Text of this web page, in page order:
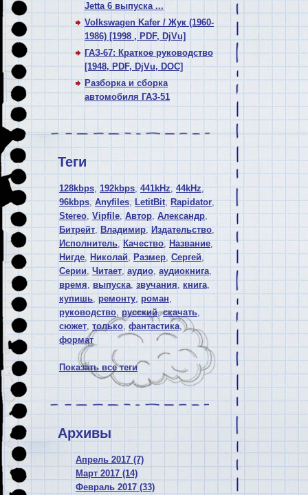
Jetta 6 выпуска ...
Volkswagen Kafer / Жук (1960-
1986) [1998 , PDF, DjVu]
ГАЗ-67: Краткое руководство
[1948, PDF, DjVu, DOC]
Разборка и сборка
автомобиля ГАЗ-51
Теги
128kbps, 192kbps, 441kHz, 44kHz,
96kbps, Anyfiles, LetitBit, Rapidator,
Stereo, Vipfile, Автор, Александр,
Битрейт, Владимир, Издательство,
Исполнитель, Качество, Название,
Нигде, Николай, Размер, Сергей,
Серии,Читает, аудио, аудиокнига,
время, выпуска, звучания, книга,
купишь, ремонту, роман,
руководство, русский,скачать,
сюжет, только, фантастика,
формат
Показать все теги
Архивы
Апрель 2017 (7)
Март 2017 (14)
Февраль 2017 (33)